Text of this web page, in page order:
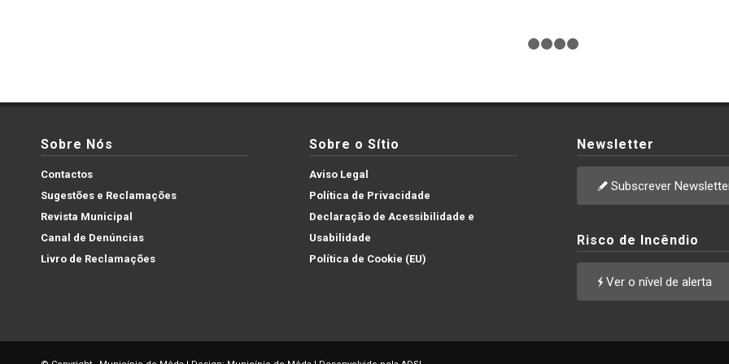
Sobre Nós
Contactos
Sugestões e Reclamações
Revista Municipal
Canal de Denúncias
Livro de Reclamações
Sobre o Sítio
Aviso Legal
Política de Privacidade
Declaração de Acessibilidade e
Usabilidade
Política de Cookie (EU)
Newsletter
Subscrever
Risco de Incêndio
Ver o nível de alerta